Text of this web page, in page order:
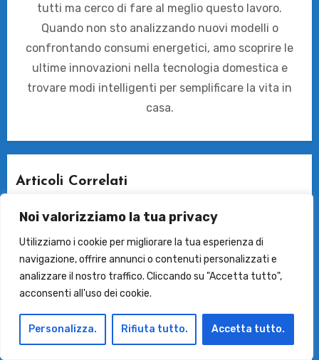
Noi valorizziamo la tua privacy
Utilizziamo i cookie per migliorare la tua esperienza di
navigazione, offrire annunci o contenuti personalizzati e
analizzare il nostro traffico. Cliccando su "Accetta tutto",
acconsenti all'uso dei cookie.
Personalizza. Rifiuta tutto. Accetta tutto.
tutti ma cerco di fare al meglio questo lavoro.
Quando non sto analizzando nuovi modelli o
confrontando consumi energetici, amo scoprire le
ultime innovazioni nella tecnologia domestica e
trovare modi intelligenti per semplificare la vita in
casa.
Articoli Correlati
Migliori Lavatrici AI o Smart
Migliori lavatrici da 10 Kg in su
Migliori Lavatrici di Classe A
rivoluzione intelligente per il tuo bucato!